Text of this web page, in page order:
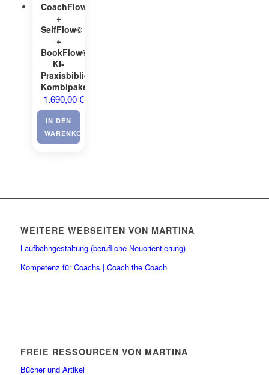
CoachFlow©
+
SelfFlow©
+
BookFlow©
KI-
Praxisbibliothek
Kombipaket
1.690,00€
IN DEN
WARENKORB
WEITERE WEBSEITEN VON MARTINA
Laufbahngestaltung (berufliche Neuorientierung)
Kompetenz für Coachs | Coach the Coach
FREIE RESSOURCEN VON MARTINA
Bücher und Artikel